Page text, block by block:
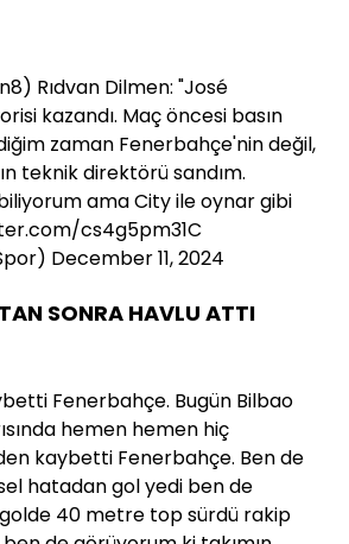
) Rıdvan Dilmen: "José
kazandı. Maç öncesi basın
zaman Fenerbahçe'nin değil,
teknik direktörü sandım.
ama City ile oynar gibi
cs4g5pm31C
December 11, 2024
SONRA HAVLU ATTI
Fenerbahçe. Bugün Bilbao
hemen hemen hiç
kaybetti Fenerbahçe. Ben de
hatadan gol yedi ben de
40 metre top sürdü rakip